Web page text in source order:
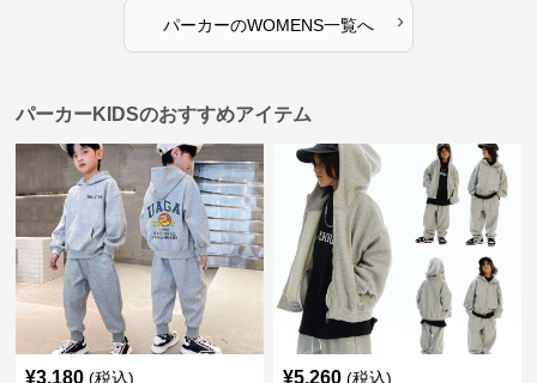
パーカーのWOMENS一覧へ ›
パーカーKIDSのおすすめアイテム
¥3,180 (税込) ¥5,260 (税込)